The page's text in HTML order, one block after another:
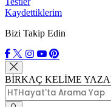
Kaydettiklerim
Bizi Takip Edin
BİRKAÇ KELİME